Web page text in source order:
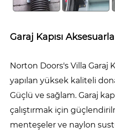
Garaj Kapısı
Norton Doors's Villa Garaj
yapılan yüksek kaliteli
Güçlü ve sağlam. Garaj
çalıştırmak için
menteşeler ve naylon